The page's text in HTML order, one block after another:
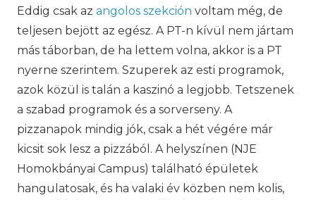
Eddig csak az angolos szekción voltam még, de
teljesen bejött az egész. A PT-n kívül nem jártam
más táborban, de ha lettem volna, akkor is a PT
nyerne szerintem. Szuperek az esti programok,
azok közül is talán a kaszinó a legjobb. Tetszenek
a szabad programok és a sorverseny. A
pizzanapok mindig jók, csak a hét végére már
kicsit sok lesz a pizzából. A helyszínen (NJE
Homokbányai Campus) található épületek
hangulatosak, és ha valaki év közben nem kolis,